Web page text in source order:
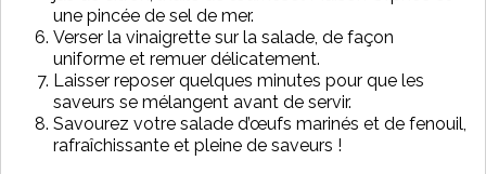
une pincée de sel de mer.
Verser la vinaigrette sur la salade, de façon
uniforme et remuer délicatement.
Laisser reposer quelques minutes pour que les
saveurs se mélangent avant de servir.
Savourez votre salade d’œufs marinés et de fenouil,
rafraîchissante et pleine de saveurs !